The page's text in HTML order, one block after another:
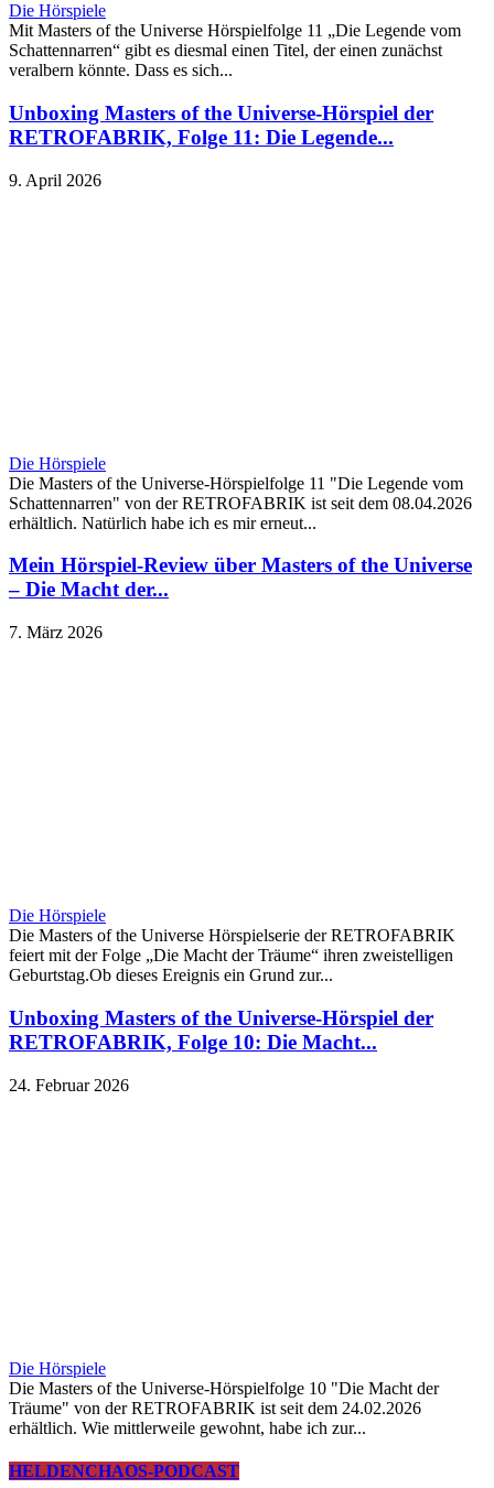
Die Hörspiele
Mit Masters of the Universe Hörspielfolge 11 „Die Legende vom
Schattennarren“ gibt es diesmal einen Titel, der einen zunächst
veralbern könnte. Dass es sich...
Unboxing Masters of the Universe-Hörspiel der
RETROFABRIK, Folge 11: Die Legende...
9. April 2026
Die Hörspiele
Die Masters of the Universe-Hörspielfolge 11 "Die Legende vom
Schattennarren" von der RETROFABRIK ist seit dem 08.04.2026
erhältlich. Natürlich habe ich es mir erneut...
Mein Hörspiel-Review über Masters of the Universe
– Die Macht der...
7. März 2026
Die Hörspiele
Die Masters of the Universe Hörspielserie der RETROFABRIK
feiert mit der Folge „Die Macht der Träume“ ihren zweistelligen
Geburtstag.Ob dieses Ereignis ein Grund zur...
Unboxing Masters of the Universe-Hörspiel der
RETROFABRIK, Folge 10: Die Macht...
24. Februar 2026
Die Hörspiele
Die Masters of the Universe-Hörspielfolge 10 "Die Macht der
Träume" von der RETROFABRIK ist seit dem 24.02.2026
erhältlich. Wie mittlerweile gewohnt, habe ich zur...
HELDENCHAOS-PODCAST